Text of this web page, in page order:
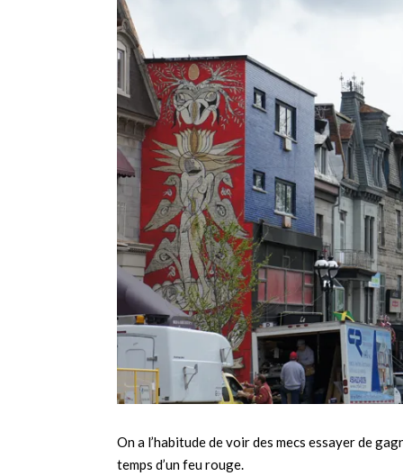
On a l’habitude de voir des mecs essayer de
temps d’un feu rouge.